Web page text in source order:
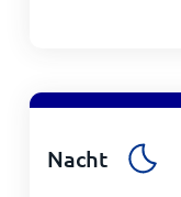
Nacht